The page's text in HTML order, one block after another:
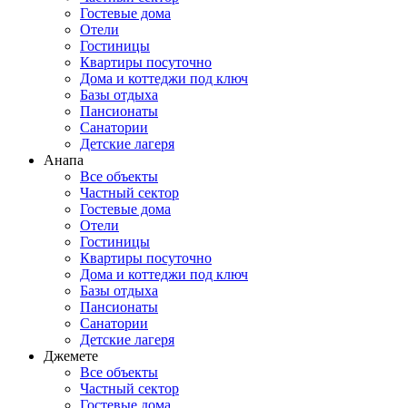
Гостевые дома
Отели
Гостиницы
Квартиры посуточно
Дома и коттеджи под ключ
Базы отдыха
Пансионаты
Санатории
Детские лагеря
Анапа
Все объекты
Частный сектор
Гостевые дома
Отели
Гостиницы
Квартиры посуточно
Дома и коттеджи под ключ
Базы отдыха
Пансионаты
Санатории
Детские лагеря
Джемете
Все объекты
Частный сектор
Гостевые дома